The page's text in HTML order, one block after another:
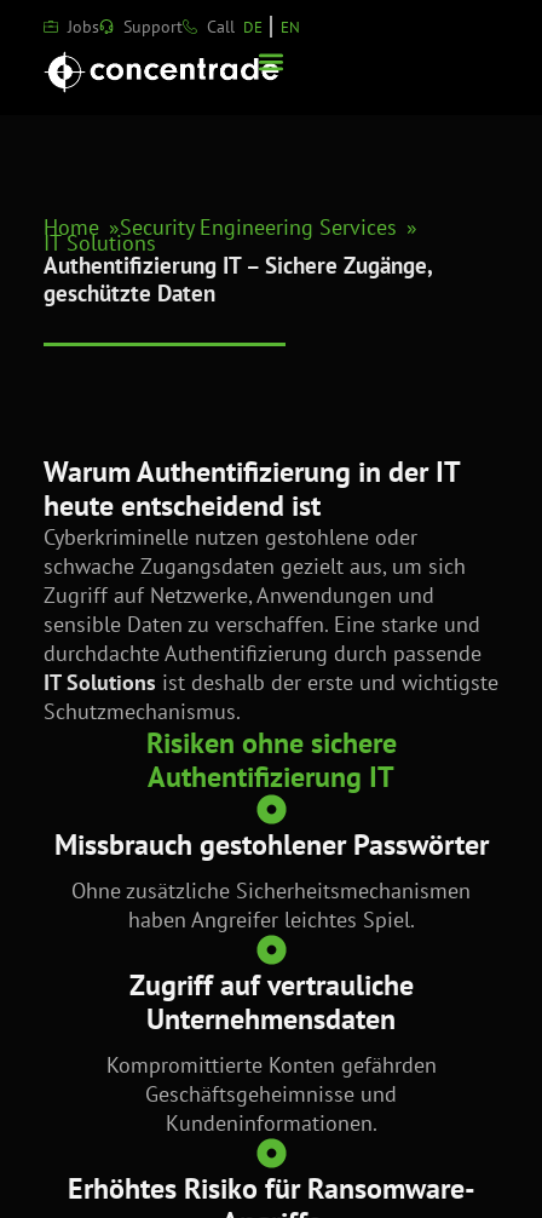
Jobs Support Call DE EN
Home Security Engineering Services
IT Solutions
Authentifizierung IT – Sichere Zugänge,
geschützte Daten
Warum Authentifizierung in der IT
heute entscheidend ist
Cyberkriminelle nutzen gestohlene oder
schwache Zugangsdaten gezielt aus, um sich
Zugriff auf Netzwerke, Anwendungen und
sensible Daten zu verschaffen. Eine starke und
durchdachte Authentifizierung durch passende
IT Solutions ist deshalb der erste und wichtigste
Schutzmechanismus.
Risiken ohne sichere
Authentifizierung IT
Missbrauch gestohlener Passwörter
Ohne zusätzliche Sicherheitsmechanismen
haben Angreifer leichtes Spiel.
Zugriff auf vertrauliche
Unternehmensdaten
Kompromittierte Konten gefährden
Geschäftsgeheimnisse und
Kundeninformationen.
Erhöhtes Risiko für Ransomware-